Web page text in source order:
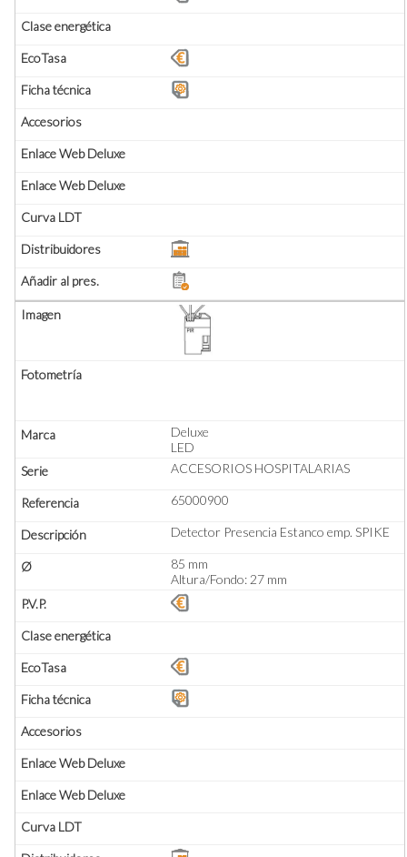
Deluxe
LED
ACCESORIOS HOSPITALARIAS
65000900
Detector Presencia Estanco emp. SPIKE
85 mm
Altura/Fondo: 27 mm